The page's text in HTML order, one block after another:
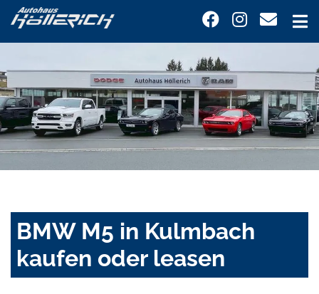
BMW M5 in Kulmbach
kaufen oder leasen